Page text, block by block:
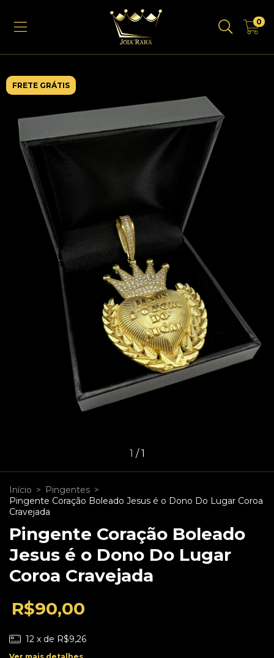
0
FRETE GRÁTIS
1 /1
Início > Pingentes >
Pingente Coração Boleado Jesus é o Dono Do Lugar Coroa
Cravejada
Pingente Coração Boleado
Jesus é o Dono Do Lugar
Coroa Cravejada
R$90,00
12 x de R$9,26